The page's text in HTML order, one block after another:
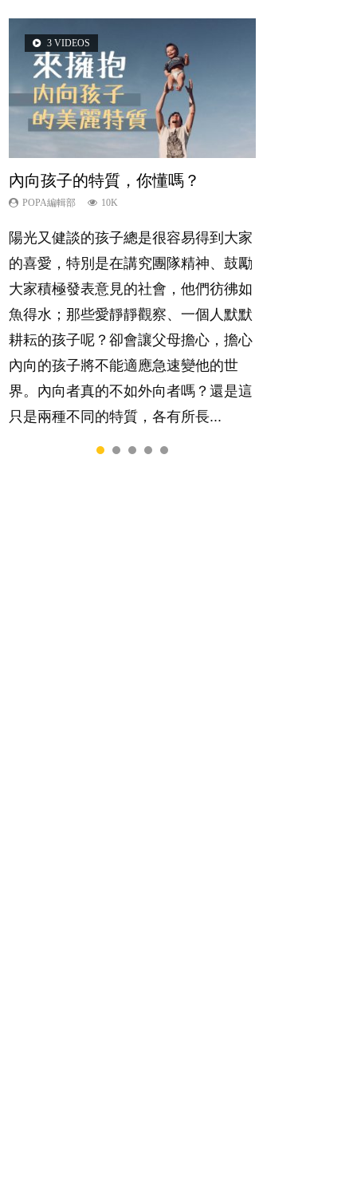
3 VIDEOS
內向孩子的特質，你懂嗎？
POPA編輯部 10K
陽光又健談的孩子總是很容易得到大家
的喜愛，特別是在講究團隊精神、鼓勵
大家積極發表意見的社會，他們彷彿如
魚得水；那些愛靜靜觀察、一個人默默
耕耘的孩子呢？卻會讓父母擔心，擔心
內向的孩子將不能適應急速變他的世
界。內向者真的不如外向者嗎？還是這
只是兩種不同的特質，各有所長...
6 VIDEOS
孩子能力天注定？
POPA編輯部 7.9K
很多父母都希望孩子係個「叻仔叻
女」，學業別太差，日常自理井井有
條。這樣的孩子是萬中無一，還是魚與
熊掌，不能兼得？...
6 VIDEOS
愛孩子也別忘了愛自己，父母如何
關顧自己的身心靈？
照顧孩子衣食住行、陪同兒女應對功課
測驗，還要陪玩製造親子時間，尚要處
理家中雜項要務……當父母的，有千百
個任務要做。可惜，有一樣重要至極
的，總被遺漏——關注自己的情緒和心
理健康。...
5 VIDEOS
夫妻必看！經營婚姻，沒捷徑
POPA編輯部 22.9K
你是不是也曾經以為只要跟相愛的人結
婚，就自然能走到白頭，但生了孩子卻
發現事情不如你所料？ 經營婚姻，不
如我們想像的簡單，卻也不是大家說得
那麼難。一起來認識婚姻的真相！...
2 VIDEOS
想孩子學好外語，點做好？
POPA編輯部 9.9K
有人話學多種語言越早開始越好，有人
卻說一時間太多語言，會令孩子感到混
淆，到底誰是誰非？聽聽專家怎樣說，
解開語言學習的迷思～...